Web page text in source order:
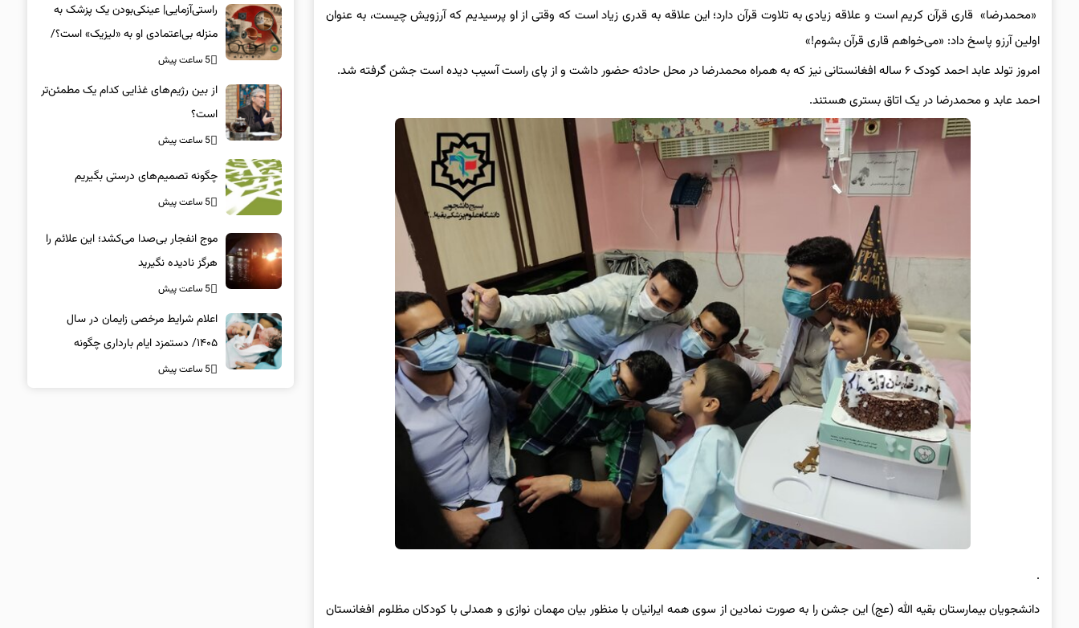
«محمدرضا» قاری قرآن کریم است و علاقه زیادی به تلاوت قرآن دارد؛ این علاقه به قدری زیاد است که وقتی از او پرسیدیم که آرزویش چیست، به عنوان
اولین آرزو پاسخ داد: «می‌خواهم قاری قرآن بشوم!»
امروز تولد عابد احمد کودک ۶ ساله افغانستانی نیز که به همراه محمدرضا در محل حادثه حضور داشت و از پای راست آسیب دیده است جشن گرفته شد.
احمد عابد و محمدرضا در یک اتاق بستری هستند.
.
دانشجویان بیمارستان بقیه الله (عج) این جشن را به صورت نمادین از سوی همه ایرانیان با منظور بیان مهمان نوازی و همدلی با کودکان مظلوم افغانستان
راستی‌آزمایی| عینکی‌بودن یک پزشک به
منزله بی‌اعتمادی او به «لیزیک» است؟/
جراحان، چشم فرزندان خود را لیزیک
می‌کنند؟
5 ساعت پیش
از بین رژیم‌های غذایی کدام یک مطمئن‌تر
است؟‌
5 ساعت پیش
چگونه تصمیم‌های درستی بگیریم
5 ساعت پیش
موج انفجار بی‌صدا می‌کشد؛ این علائم را
هرگز نادیده نگیرید
5 ساعت پیش
اعلام شرایط مرخصی زایمان در سال
۱۴۰۵/ دستمزد ایام بارداری چگونه
پرداخت می‌شود؟
5 ساعت پیش